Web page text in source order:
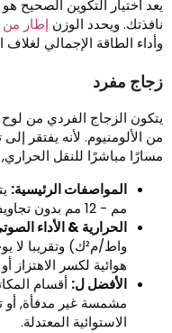
اختيار التكوين الصحيح هو
ويحدد الوزن إطار من
الطاقة الإجمالي لغلاف
مفرد
الزجاج الفردي من لوح
الألومنيوم. لأنه يفتقر إلى
مباشرًا للنقل الحراري,
المواصفات الرئيسية:
مم - 12 مم بدون تجاويف داخلية.
الحرارية & الأداء الصوتي:
واط/م²ك) وتقريبا
هوائية لكسر الاهتزاز أو
الأفضل ل:أقسام
مشمسة غير مدفأة, أو
الاستوائية المعتدلة.